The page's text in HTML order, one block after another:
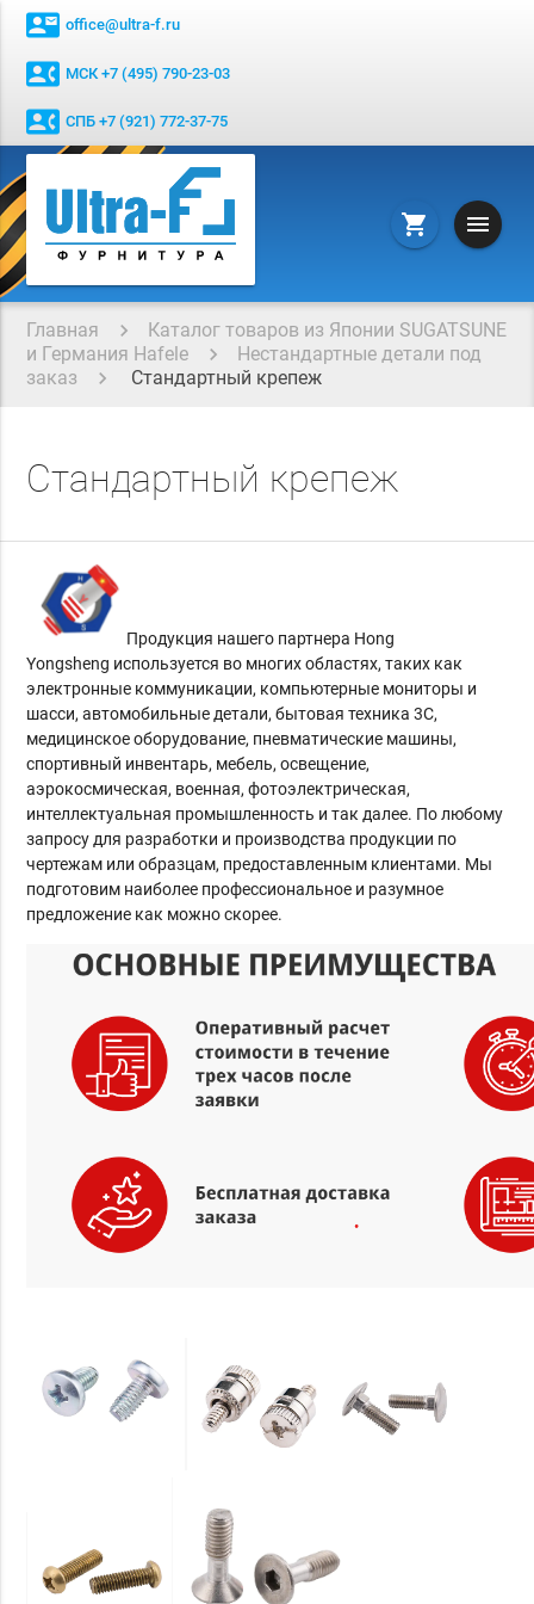
contact_mail office@ultra-f.ru
contact_phone МСК +7 (495) 790-23-03
contact_phone СПБ +7 (921) 772-37-75
shopping_cart menu
Главная
Каталог товаров из Японии SUGATSUNE
и Германия Hafele
Нестандартные детали под
заказ
Стандартный крепеж
Стандартный крепеж
Продукция нашего партнера Hong
Yongsheng используется во многих областях, таких как
электронные коммуникации, компьютерные мониторы и
шасси, автомобильные детали, бытовая техника 3C,
медицинское оборудование, пневматические машины,
спортивный инвентарь, мебель, освещение,
аэрокосмическая, военная, фотоэлектрическая,
интеллектуальная промышленность и так далее. По любому
запросу для разработки и производства продукции по
чертежам или образцам, предоставленным клиентами. Мы
подготовим наиболее профессиональное и разумное
предложение как можно скорее.